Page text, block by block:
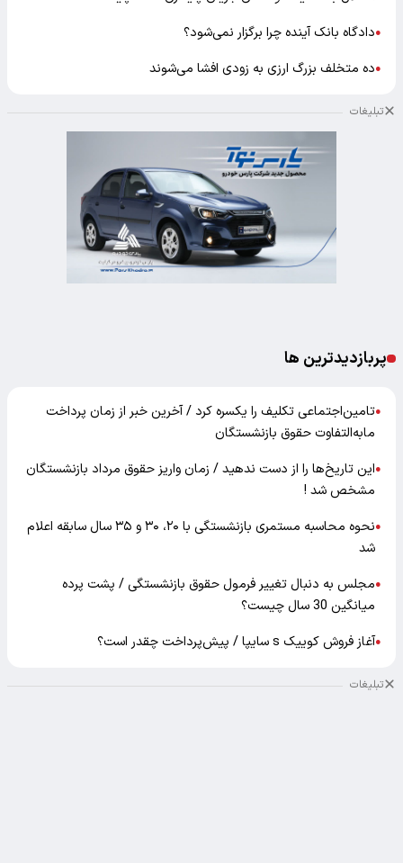
●دادگاه بانک آینده چرا برگزار نمی‌شود؟
●ده متخلف بزرگ ارزی به زودی افشا می‌شوند
تبلیغات
پربازدیدترین ها
●تامین‌اجتماعی تکلیف را یکسره کرد / آخرین خبر از زمان پرداخت
مابه‌التفاوت حقوق بازنشستگان
●این تاریخ‌ها را از دست ندهید / زمان واریز حقوق مرداد بازنشستگان
مشخص شد !
●
نحوه محاسبه مستمری بازنشستگی با ۲۰، ۳۰ و ۳۵ سال سابقه اعلام
شد
●مجلس به دنبال تغییر فرمول حقوق بازنشستگی / پشت پرده
میانگین 30 سال چیست؟
●آغاز فروش کوییک s سایپا / پیش‌پرداخت چقدر است؟
تبلیغات